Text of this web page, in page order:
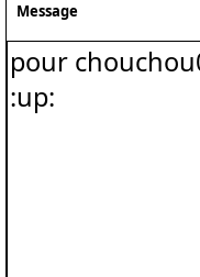
Message